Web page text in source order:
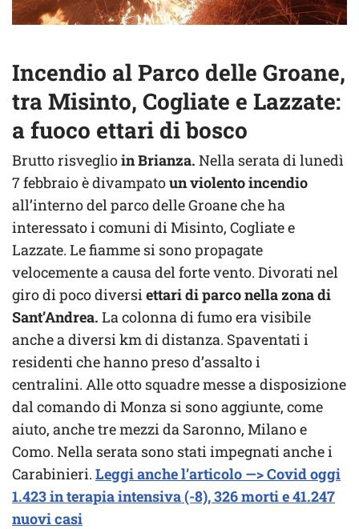
Incendio al Parco delle Groane,
tra Misinto, Cogliate e Lazzate:
a fuoco ettari di bosco
Brutto risveglioin Brianza. Nella serata di lunedì
7 febbraio è divampatoun violento incendio
all’interno del parco delle Groane che ha
interessato i comuni di Misinto, Cogliate e
Lazzate. Le fiamme si sono propagate
velocemente a causa del forte vento. Divorati nel
giro di poco diversi ettari di parco nella zona di
Sant’Andrea. La colonna di fumo era visibile
anche a diversi km di distanza. Spaventati i
residenti che hanno preso d’assalto i
centralini. Alle otto squadre messe a disposizione
dal comando di Monza si sono aggiunte, come
aiuto, anche tre mezzi da Saronno, Milano e
Como. Nella serata sono stati impegnati anche i
Carabinieri. Leggi anche l’articolo —> Covid oggi
1.423 in terapia intensiva (-8), 326 morti e 41.247
nuovi casi